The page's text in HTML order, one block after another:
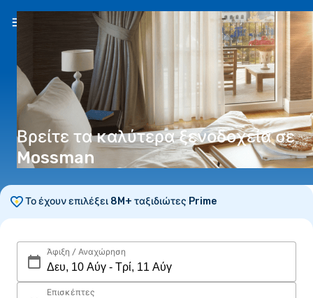
EL(€)
Βρείτε τα καλύτερα ξενοδοχεία σε
Mossman
Το έχουν επιλέξει 8M+ ταξιδιώτες Prime
Άφιξη / Αναχώρηση
Επισκέπτες